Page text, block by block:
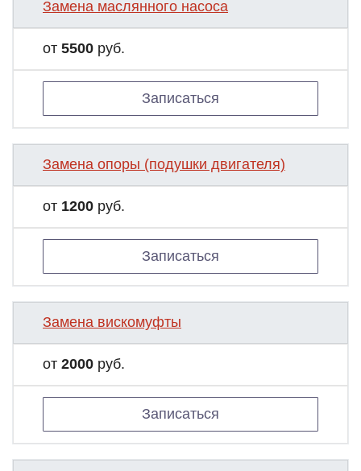
Замена маслянного насоса
от 5500 руб.
Записаться
Замена опоры (подушки двигателя)
от 1200 руб.
Записаться
Замена вискомуфты
от 2000 руб.
Записаться